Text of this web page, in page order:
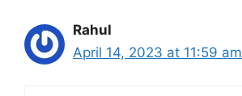
Rahul
April 14, 2023 at 11:59 am